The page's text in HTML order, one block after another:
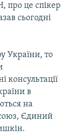
про це спікер
сьогодні
України, то
консультації
в
на
Єдиний